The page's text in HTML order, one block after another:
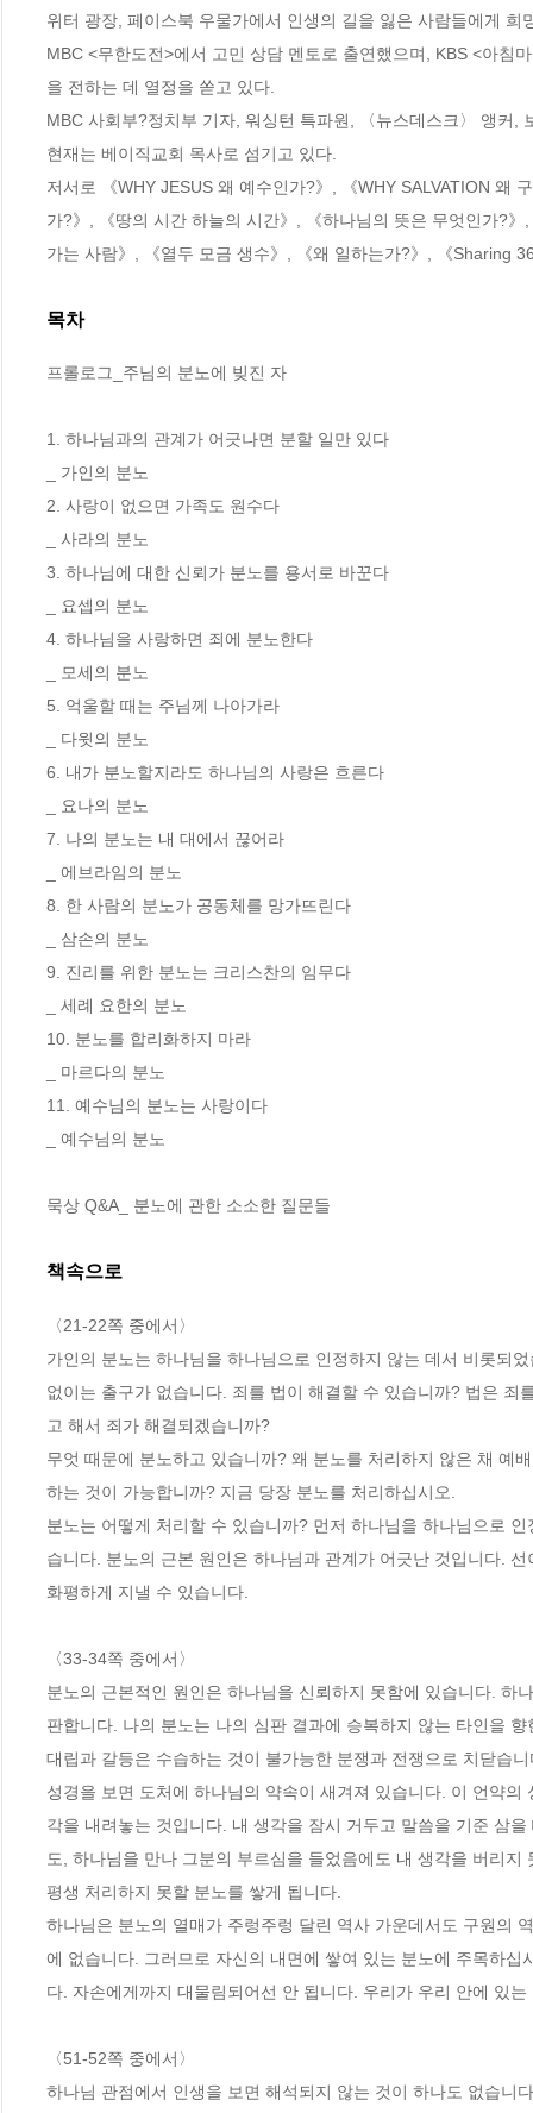
위터 광장, 페이스북 우물가에서 인생의 길을 잃은 사람들에게 희
MBC <무한도전>에서 고민 상담 멘토로 출연했으며, KBS <아침
을 전하는 데 열정을 쏟고 있다.
MBC 사회부?정치부 기자, 워싱턴 특파원, 〈뉴스데스크〉 앵커
현재는 베이직교회 목사로 섬기고 있다.
저서로 《WHY JESUS 왜 예수인가?》, 《WHY SALVATION 왜
가?》, 《땅의 시간 하늘의 시간》, 《하나님의 뜻은 무엇인가?
가는 사람》, 《열두 모금 생수》, 《왜 일하는가?》, 《Sharing
목차
프롤로그_주님의 분노에 빚진 자
1. 하나님과의 관계가 어긋나면 분할 일만 있다
_ 가인의 분노
2. 사랑이 없으면 가족도 원수다
_ 사라의 분노
3. 하나님에 대한 신뢰가 분노를 용서로 바꾼다
_ 요셉의 분노
4. 하나님을 사랑하면 죄에 분노한다
_ 모세의 분노
5. 억울할 때는 주님께 나아가라
_ 다윗의 분노
6. 내가 분노할지라도 하나님의 사랑은 흐른다
_ 요나의 분노
7. 나의 분노는 내 대에서 끊어라
_ 에브라임의 분노
8. 한 사람의 분노가 공동체를 망가뜨린다
_ 삼손의 분노
9. 진리를 위한 분노는 크리스찬의 임무다
_ 세례 요한의 분노
10. 분노를 합리화하지 마라
_ 마르다의 분노
11. 예수님의 분노는 사랑이다
_ 예수님의 분노
묵상 Q&A_ 분노에 관한 소소한 질문들
책속으로
〈21-22쪽 중에서〉
가인의 분노는 하나님을 하나님으로 인정하지 않는 데서 비롯되
없이는 출구가 없습니다. 죄를 법이 해결할 수 있습니까? 법은
고 해서 죄가 해결되겠습니까?
무엇 때문에 분노하고 있습니까? 왜 분노를 처리하지 않은 채 예
하는 것이 가능합니까? 지금 당장 분노를 처리하십시오.
분노는 어떻게 처리할 수 있습니까? 먼저 하나님을 하나님으로
습니다. 분노의 근본 원인은 하나님과 관계가 어긋난 것입니다.
화평하게 지낼 수 있습니다.
〈33-34쪽 중에서〉
분노의 근본적인 원인은 하나님을 신뢰하지 못함에 있습니다. 하
판합니다. 나의 분노는 나의 심판 결과에 승복하지 않는 타인을
대립과 갈등은 수습하는 것이 불가능한 분쟁과 전쟁으로 치닫습니
성경을 보면 도처에 하나님의 약속이 새겨져 있습니다. 이 언약
각을 내려놓는 것입니다. 내 생각을 잠시 거두고 말씀을 기준 삼
도, 하나님을 만나 그분의 부르심을 들었음에도 내 생각을 버리
평생 처리하지 못할 분노를 쌓게 됩니다.
하나님은 분노의 열매가 주렁주렁 달린 역사 가운데서도 구원의
에 없습니다. 그러므로 자신의 내면에 쌓여 있는 분노에 주목하
다. 자손에게까지 대물림되어선 안 됩니다. 우리가 우리 안에 있
〈51-52쪽 중에서〉
하나님 관점에서 인생을 보면 해석되지 않는 것이 하나도 없습니